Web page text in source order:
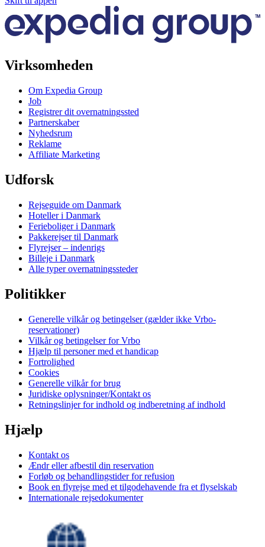
Virksomheden
Om Expedia Group
Job
Registrer dit overnatningssted
Partnerskaber
Nyhedsrum
Reklame
Affiliate Marketing
Udforsk
Rejseguide om Danmark
Hoteller i Danmark
Ferieboliger i Danmark
Pakkerejser til Danmark
Flyrejser – indenrigs
Billeje i Danmark
Alle typer overnatningssteder
Politikker
Generelle vilkår og betingelser (gælder ikke Vrbo-
reservationer)
Vilkår og betingelser for Vrbo
Hjælp til personer med et handicap
Fortrolighed
Cookies
Generelle vilkår for brug
Juridiske oplysninger/Kontakt os
Retningslinjer for indhold og indberetning af indhold
Hjælp
Kontakt os
Ændr eller afbestil din reservation
Forløb og behandlingstider for refusion
Book en flyrejse med et tilgodehavende fra et flyselskab
Internationale rejsedokumenter